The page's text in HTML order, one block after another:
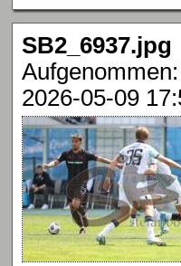
SB2_6937.jpg
Aufgenommen:
2026-05-09